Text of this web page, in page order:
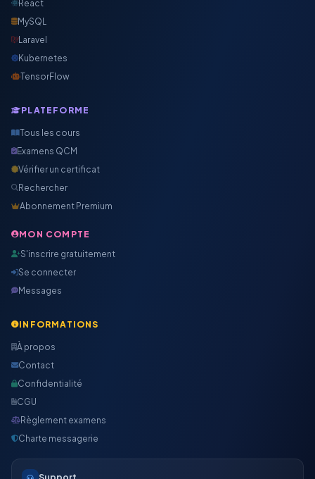
React
MySQL
Laravel
Kubernetes
TensorFlow
PLATEFORME
Tous les cours
Examens QCM
Vérifier un certificat
Rechercher
Abonnement Premium
MON COMPTE
S'inscrire gratuitement
Se connecter
Messages
INFORMATIONS
À propos
Contact
Confidentialité
CGU
Règlement examens
Charte messagerie